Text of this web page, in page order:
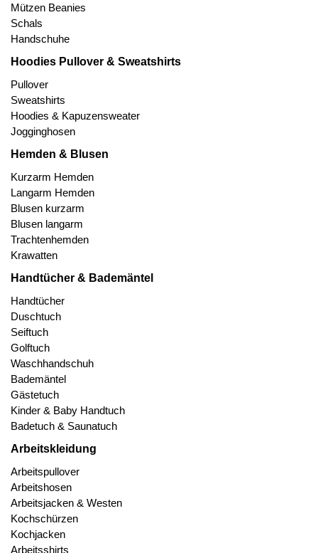
Mützen Beanies
Schals
Handschuhe
Hoodies Pullover & Sweatshirts
Pullover
Sweatshirts
Hoodies & Kapuzensweater
Jogginghosen
Hemden & Blusen
Kurzarm Hemden
Langarm Hemden
Blusen kurzarm
Blusen langarm
Trachtenhemden
Krawatten
Handtücher & Bademäntel
Handtücher
Duschtuch
Seiftuch
Golftuch
Waschhandschuh
Bademäntel
Gästetuch
Kinder & Baby Handtuch
Badetuch & Saunatuch
Arbeitskleidung
Arbeitspullover
Arbeitshosen
Arbeitsjacken & Westen
Kochschürzen
Kochjacken
Arbeitsshirts